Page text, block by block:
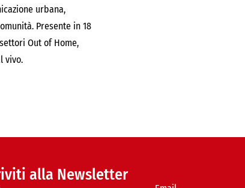
urbana,
Presente in 18
Out of Home,
vivo.
alla Newsletter